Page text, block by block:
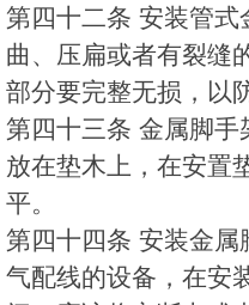
第四十二条 安装管
曲、压扁或者有裂缝
部分要完整无损，以
第四十三条 金属脚
放在垫木上，在安置
平。
第四十四条 安装金
气配线的设备，在安